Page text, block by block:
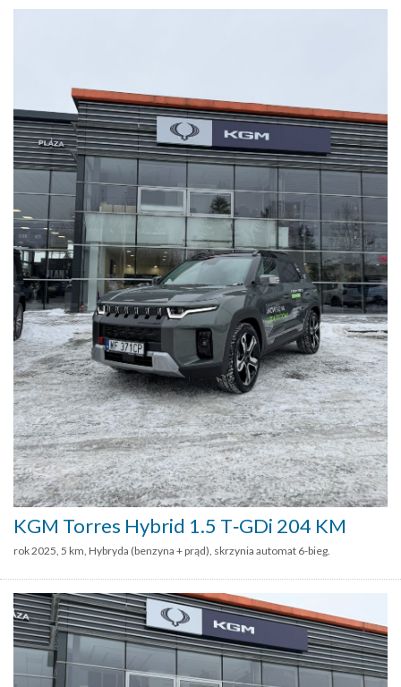
KGM Torres Hybrid 1.5 T‑GDi 204 KM
rok 2025, 5 km, Hybryda (benzyna + prąd), skrzynia automat 6-bieg.